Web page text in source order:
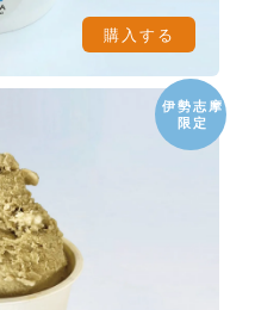
購入する
伊勢志摩
限定